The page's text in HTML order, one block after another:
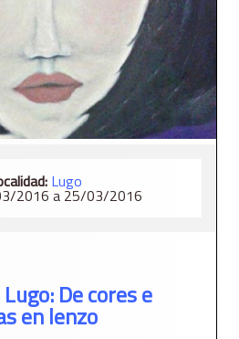
Lugo
2016 a 25/03/2016
De cores e
en lenzo